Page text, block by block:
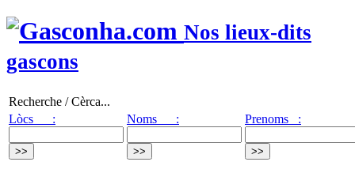
Nos lieux-dits
gascons
Recherche / Cèrca...
Lòcs :
Noms : Prenoms :